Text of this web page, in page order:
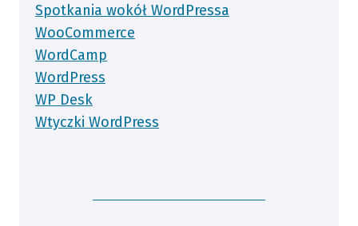
Spotkania wokół WordPressa
WooCommerce
WordCamp
WordPress
WP Desk
Wtyczki WordPress